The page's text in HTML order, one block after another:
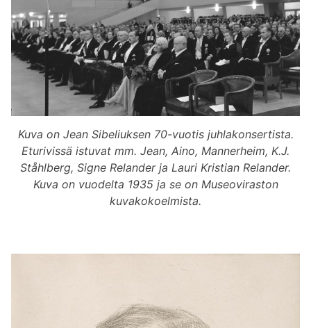
Kuva on Jean Sibeliuksen 70-vuotis juhlakonsertista.
Eturivissä istuvat mm. Jean, Aino, Mannerheim, K.J.
Ståhlberg, Signe Relander ja Lauri Kristian Relander.
Kuva on vuodelta 1935 ja se on Museoviraston
kuvakokoelmista.